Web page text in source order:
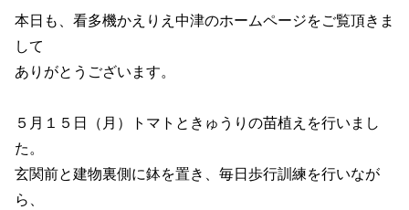
本日も、看多機かえりえ中津のホームページをご覧頂きま
して
ありがとうございます。
５月１５日（月）トマトときゅうりの苗植えを行いまし
た。
玄関前と建物裏側に鉢を置き、毎日歩行訓練を行いなが
ら、